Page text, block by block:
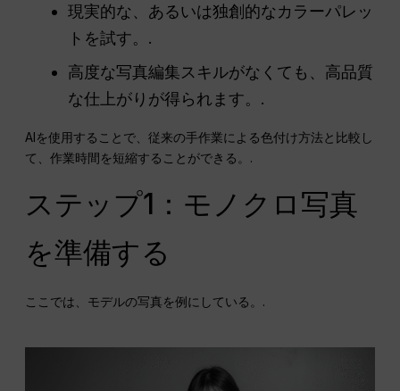
現実的な、あるいは独創的なカラーパレッ
トを試す。.
高度な写真編集スキルがなくても、高品質
な仕上がりが得られます。.
AIを使用することで、従来の手作業による色付け方法と比較し
て、作業時間を短縮することができる。.
ステップ1：モノクロ写真
を準備する
ここでは、モデルの写真を例にしている。.